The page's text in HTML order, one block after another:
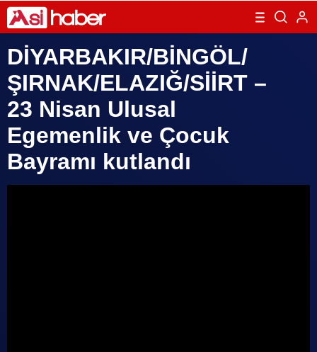
DİYARBAKIR/BİNGÖL/
ŞIRNAK/ELAZIĞ/SİİRT –
23 Nisan Ulusal
Egemenlik ve Çocuk
Bayramı kutlandı